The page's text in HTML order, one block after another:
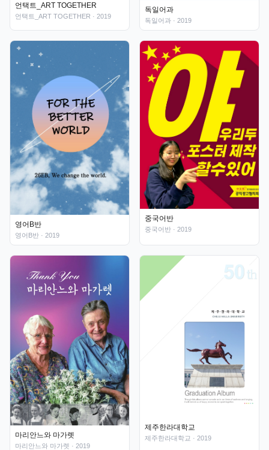
언택트_ART TOGETHER
언택트_ART TOGETHER · 2019
독일어과
독일어과 · 2019
영어B반
영어B반 · 2019
중국어반
중국어반 · 2019
마리안느와 마가렛
마리안느와 마가렛 · 2019
제주한라대학교
제주한라대학교 · 2019